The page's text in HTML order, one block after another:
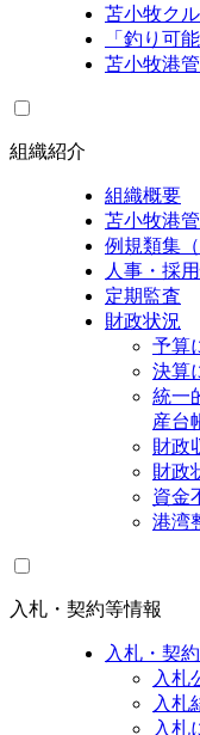
苫小牧ク
「釣り可
苫小牧港
組織紹介
組織概要
苫小牧港
例規類集
人事・採
定期監査
財政状況
予算
決算
統一
産台
財政
財政
資金
港湾
入札・契約等情報
入札・契
入札
入札
入札